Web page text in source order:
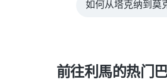
如何从塔克纳到莫
前往利馬的热门